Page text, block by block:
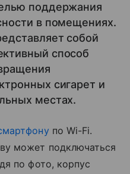
поддержания
в помещениях.
собой
способ
сигарет и
местах.
по Wi-Fi.
может подключаться
по фото, корпус